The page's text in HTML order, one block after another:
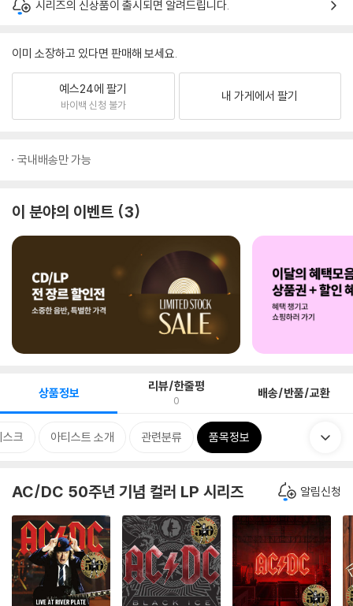
시리즈의 신상품이 출시되면 알려드립니다.
이미 소장하고 있다면 판매해 보세요.
예스24에 팔기
바이백 신청 불가
내 가게에서 팔기
국내배송만 가능
이 분야의 이벤트 3
상품정보 리뷰/한줄평
0 배송/반품/교환
스크 아티스트 소개 관련분류 품목정보
AC/DC 50주년 기념 컬러 LP 시리즈 알림신청